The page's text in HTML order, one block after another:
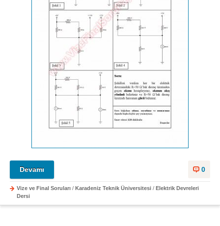
0
Devamı
Vize ve Final Soruları / Karadeniz Teknik Üniversitesi / Elektrik Devreleri
Dersi